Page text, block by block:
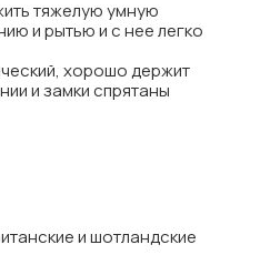
тяжелую умную
и рытью и с нее легко
хорошо держит
и замки спрятаны
и шотландские